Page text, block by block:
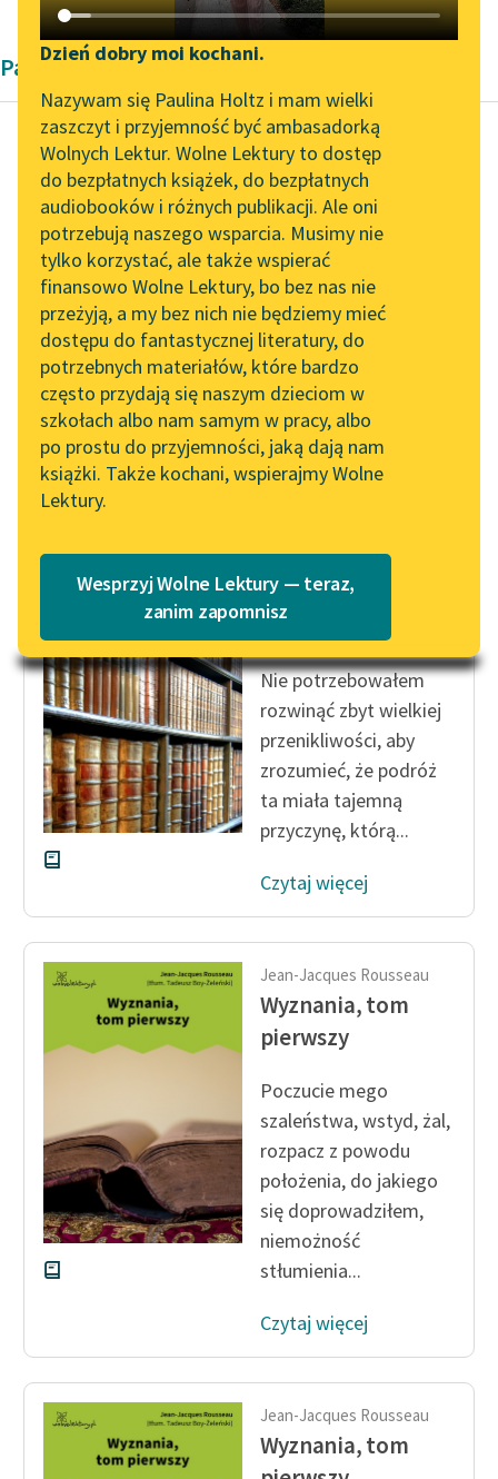
Katalog DAISY
Podkasty o książkach
Zgłoś brak utworu
Aktualności
„Prokurator Alicja Horn”
do słuchania
Byliśmy częścią AI Impact
Lab
Zapraszamy na spotkanie
online z tłumaczkami
literatury skandynawskiej
Spotkanie z Katarzyną
Tunkiel w Oslo
102. lata temu zmarł
Joseph Conrad
Lektury szkolne i klasyka
literatury do słuchania dla
uczennic i uczniów z
niepełnosprawnościami
E-kolekcja lektur
szkolnych i literatury do
słuchania dla uczennic i
uczniów z
niepełnosprawnościami
Popularyzacja
skandynawskiej literatury
feministycznej
Ręce pełne poezji
Kolekcje edukacyjne
lektur szkolnych oraz
Starego Testamentu
Odkurzamy bohaterów
Szkoła Poezji Wolnych
Lektur
Narzędzia
Mapa Wolnych Lektur
Leśmianator
Przewodnik dla piszących i
czytających
API
OAI-PMH
Widget Wolnych Lektur
Przypisy
Katalog w formacie PDF
O projekcie
Dzień dobry moi kochani.
Nazywam się Paulina Holtz i mam wielki
zaszczyt i przyjemność być ambasadorką
Wolnych Lektur. Wolne Lektury to dostęp
do bezpłatnych książek, do bezpłatnych
audiobooków i różnych publikacji. Ale oni
potrzebują naszego wsparcia. Musimy nie
tylko korzystać, ale także wspierać
finansowo Wolne Lektury, bo bez nas nie
przeżyją, a my bez nich nie będziemy mieć
dostępu do fantastycznej literatury, do
potrzebnych materiałów, które bardzo
często przydają się naszym dzieciom w
szkołach albo nam samym w pracy, albo
po prostu do przyjemności, jaką dają nam
książki. Także kochani, wspierajmy Wolne
Lektury.
Wesprzyj Wolne Lektury — teraz,
zanim zapomnisz
Pamiętnik Jeana-Jacques'a Rousseau
Jean-Jacques Rousseau
Wyznania, tom
drugi
Ta rzekoma przyjaźń
była mi równie zgubną
na wewnątrz jak i na
zewnątrz. Długie i...
Czytaj więcej
Jean-Jacques Rousseau
Wyznania, tom
drugi
Nie potrzebowałem
rozwinąć zbyt wielkiej
przenikliwości, aby
zrozumieć, że podróż
ta miała tajemną
przyczynę, którą...
Czytaj więcej
Jean-Jacques Rousseau
Wyznania, tom
pierwszy
Poczucie mego
szaleństwa, wstyd, żal,
rozpacz z powodu
położenia, do jakiego
się doprowadziłem,
niemożność
stłumienia...
Czytaj więcej
Jean-Jacques Rousseau
Wyznania, tom